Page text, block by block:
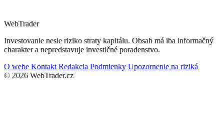
WebTrader
Investovanie nesie riziko straty kapitálu. Obsah má iba informačný
charakter a nepredstavuje investičné poradenstvo.
O webe Kontakt Redakcia Podmienky Upozornenie na riziká
© 2026 WebTrader.cz